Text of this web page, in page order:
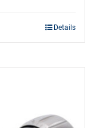
Details